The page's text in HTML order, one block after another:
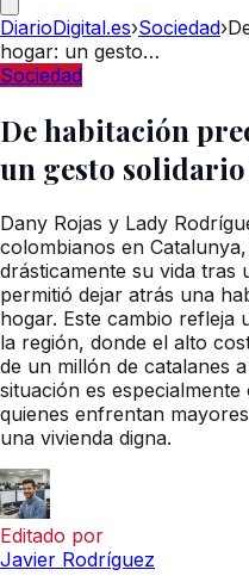
DiarioDigital.es›Sociedad›
hogar: un gesto…
Sociedad
De habitación
un gesto
Dany Rojas y Lady
colombianos en
drásticamente su vida tras
permitió dejar atrás una
hogar. Este cambio refleja
la región, donde el alto
de un millón de catalanes
situación es
quienes enfrentan
una vivienda digna.
Editado por
Javier Rodríguez